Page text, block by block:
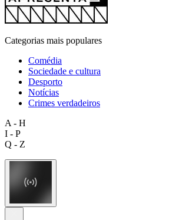
Categorias mais populares
Comédia
Sociedade e cultura
Desporto
Notícias
Crimes verdadeiros
A - H
I - P
Q - Z